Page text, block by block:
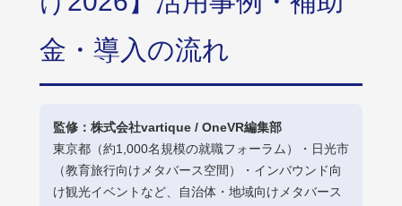
金・導入の流れ
監修：株式会社vartique / OneVR編集部
東京都（約1,000名規模の就職フォーラム）・日光市
（教育旅行向けメタバース空間）・インバウンド向
け観光イベントなど、自治体・地域向けメタバース